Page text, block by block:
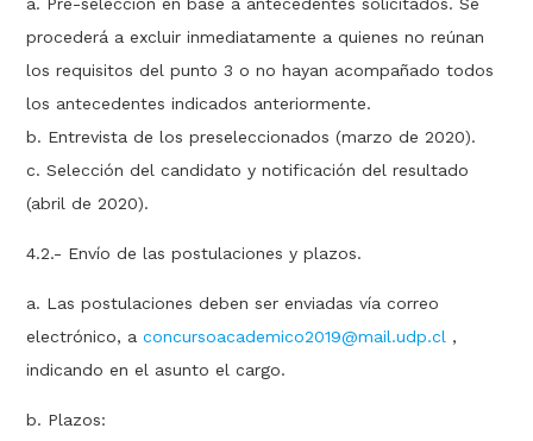
procederá a excluir inmediatamente a quienes no reúnan
los requisitos del punto 3 o no hayan acompañado todos
los antecedentes indicados anteriormente.
b. Entrevista de los preseleccionados (marzo de 2020).
c. Selección del candidato y notificación del resultado
(abril de 2020).
4.2.- Envío de las postulaciones y plazos.
a. Las postulaciones deben ser enviadas vía correo
electrónico, aconcursoacademico2019@mail.udp.cl ,
indicando en el asunto el cargo.
b. Plazos: